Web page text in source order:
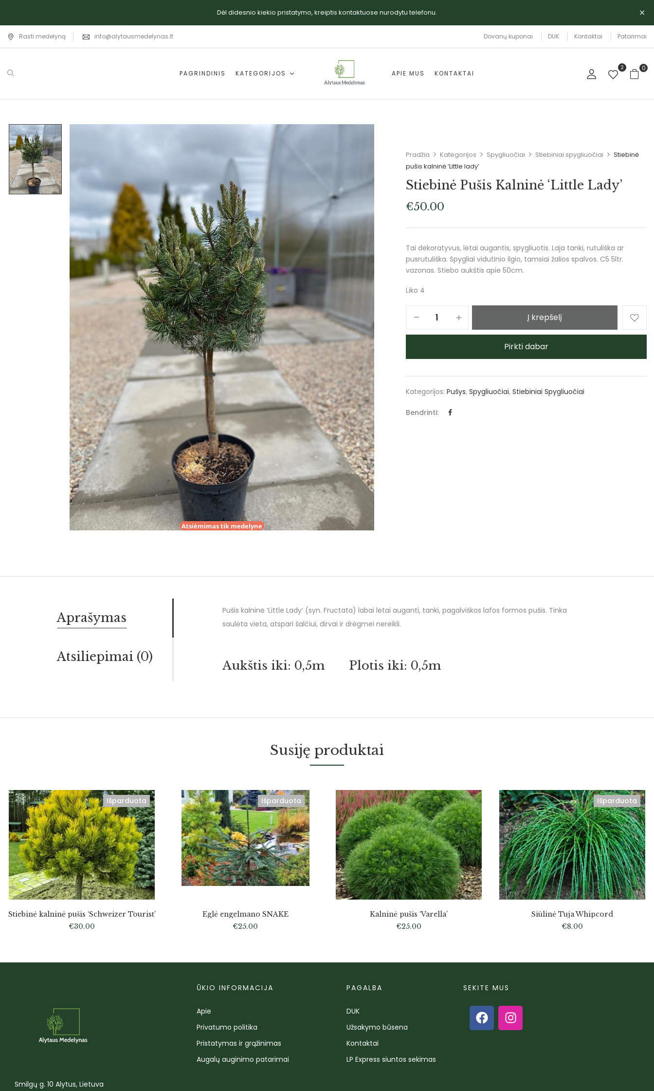
Dėl didesnio kiekio pristatymo, kreiptis kontaktuose nurodytu telefonu.
Rasti medelyną info@alytausmedelynas.lt Dovanų kuponai DUK Kontaktai Patarimai
PAGRINDINIS KATEGORIJOS APIE MUS KONTAKTAI
2 0
Atsiėmimas tik medelyne
Pradžia Kategorijos Spygliuočiai Stiebiniai spygliuočiai
Stiebinė
pušis kalninė ‘Little lady’
Stiebinė Pušis Kalninė ‘Little Lady’
€50.00
Tai dekoratyvus, lėtai augantis, spygliuotis. Laja tanki, rutuliška ar
pusrutuliška. Spygliai vidutinio ilgio, tamsiai žalios spalvos. C5 5ltr.
vazonas. Stiebo aukštis apie 50cm.
Liko 4
Į krepšelį
Pirkti dabar
Kategorijos: Pušys, Spygliuočiai, Stiebiniai Spygliuočiai
Bendrinti:
Aprašymas
Atsiliepimai (0)
Pušis kalninė ‘Little Lady‘ (syn. Fructata) labai lėtai auganti, tanki, pagalviškos lafos formos pušis. Tinka
saulėta vieta, atspari šalčiui, dirvai ir drėgmei nereikli.
Aukštis iki: 0,5m Plotis iki: 0,5m
Susiję produktai
Išparduota
Stiebinė kalninė pušis ‘Schweizer Tourist’
€30.00
Išparduota
Eglė engelmano SNAKE
€25.00
Kalninė pušis ‘Varella’
€25.00
Išparduota
Siūlinė Tuja Whipcord
€8.00
Smilgų g. 10 Alytus, Lietuva
ŪKIO INFORMACIJA
Apie
Privatumo politika
Pristatymas ir grąžinimas
Augalų auginimo patarimai
PAGALBA
DUK
Užsakymo būsena
Kontaktai
LP Express siuntos sekimas
SEKITE MUS